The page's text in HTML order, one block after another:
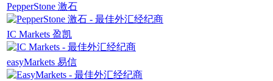
PepperStone 激石
IC Markets 盈凯
easyMarkets 易信